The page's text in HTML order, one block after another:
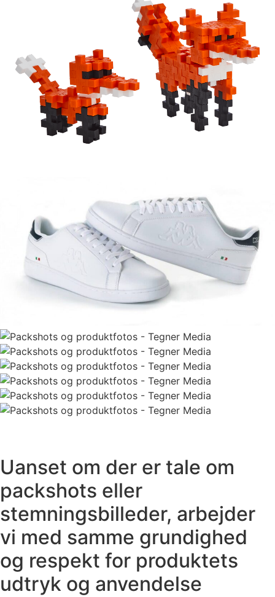
Uanset om der er tale om
packshots eller
stemningsbilleder, arbejder
vi med samme grundighed
og respekt for produktets
udtryk og anvendelse